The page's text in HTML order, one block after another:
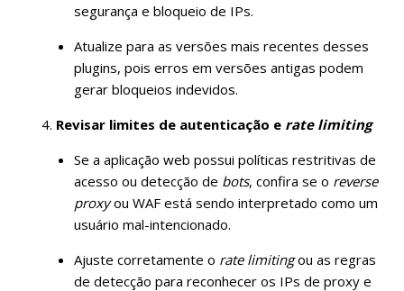
segurança e bloqueio de IPs.
Atualize para as versões mais recentes desses
plugins, pois erros em versões antigas podem
gerar bloqueios indevidos.
Revisar limites de autenticação e rate limiting
Se a aplicação web possui políticas restritivas de
acesso ou detecção de bots, confira se o reverse
proxyou WAF está sendo interpretado como um
usuário mal-intencionado.
Ajuste corretamente o rate limitingou as regras
de detecção para reconhecer os IPs de proxy e